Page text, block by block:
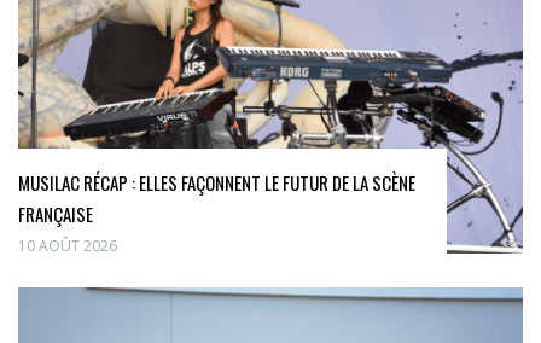
MUSILAC RÉCAP : ELLES FAÇONNENT LE FUTUR DE LA SCÈNE
FRANÇAISE
10 AOÛT 2026